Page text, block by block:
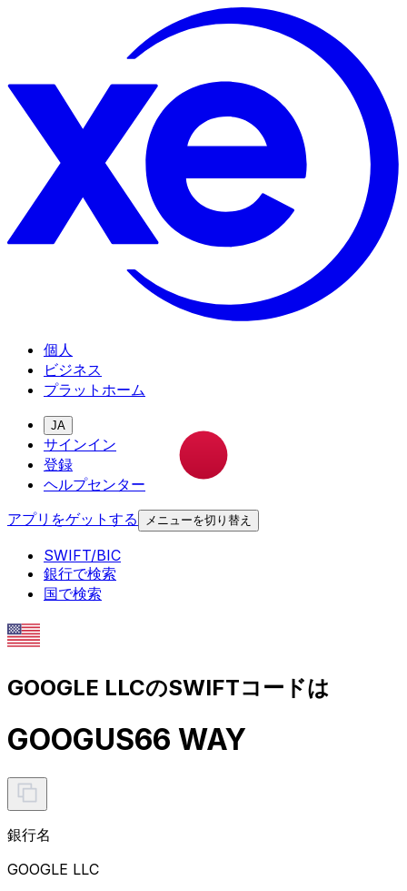
個人
ビジネス
プラットホーム
JA
サインイン
登録
ヘルプセンター
アプリをゲットする
メニューを切り替え
SWIFT/BIC
銀行で検索
国で検索
GOOGLE LLCのSWIFTコードは
GOOGUS66 WAY
銀行名
GOOGLE LLC